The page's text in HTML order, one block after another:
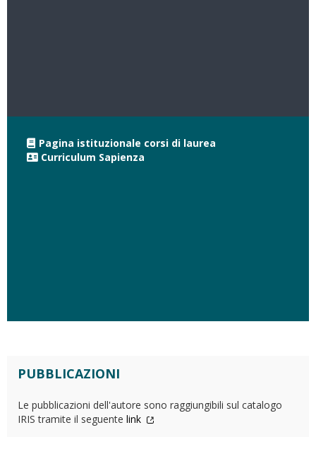
Pagina istituzionale corsi di laurea
Curriculum Sapienza
PUBBLICAZIONI
Le pubblicazioni dell'autore sono raggiungibili sul catalogo
IRIS tramite il seguente link